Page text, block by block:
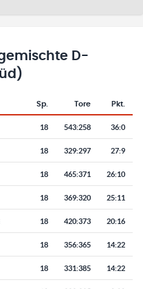
D-
und Punkten
Sp. Tore Pkt.
18 543:258 36:0
18 329:297 27:9
18 465:371 26:10
18 369:320 25:11
18 420:373 20:16
18 356:365 14:22
18 331:385 14:22